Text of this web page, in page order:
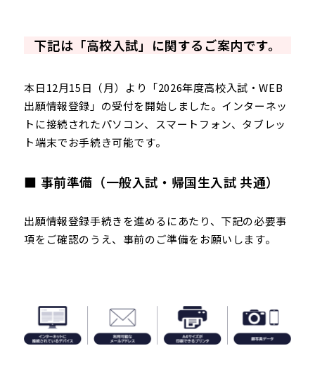
下記は「高校入試」に関するご案内です。
本日12月15日（月）より「2026年度高校入試・WEB
出願情報登録」の受付を開始しました。インターネッ
トに接続されたパソコン、スマートフォン、タブレッ
ト端末でお手続き可能です。
■ 事前準備（一般入試・帰国生入試 共通）
出願情報登録手続きを進めるにあたり、下記の必要事
項をご確認のうえ、事前のご準備をお願いします。